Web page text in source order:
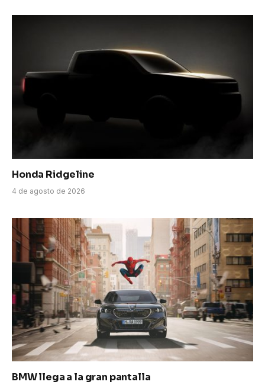
Honda Ridgeline
4 de agosto de 2026
BMW llega a la gran pantalla